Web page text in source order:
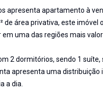
apresenta apartamento à
de área privativa, este
uma das regiões mais
2 dormitórios, sendo 1 suíte,
apresenta uma
a dia.